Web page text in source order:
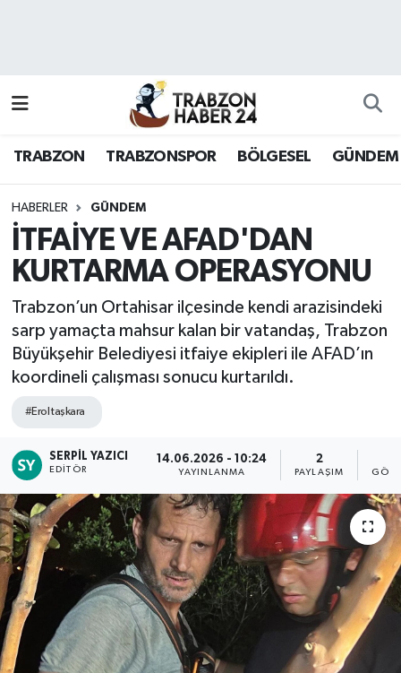
TRABZON TRABZONSPOR BÖLGESEL GÜNDEM
HABERLER GÜNDEM
İTFAİYE VE AFAD'DAN
KURTARMA OPERASYONU
Trabzon’un Ortahisar ilçesinde kendi arazisindeki
sarp yamaçta mahsur kalan bir vatandaş, Trabzon
Büyükşehir Belediyesi itfaiye ekipleri ile AFAD’ın
koordineli çalışması sonucu kurtarıldı.
#Erol taşkara
SERPIL YAZICI
EDITÖR
14.06.2026 - 10:24
YAYINLANMA
2
PAYLAŞIM
Hava Durumu
Namaz Vakitleri
Trafik Durumu
Süper Lig Puan Durumu ve Fikstür
Son Dakika Haberleri
Haber Arşivi